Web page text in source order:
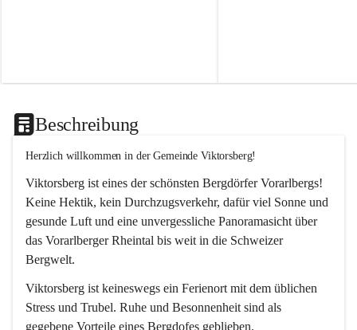
Beschreibung
Herzlich willkommen in der Gemeinde Viktorsberg!
Viktorsberg ist eines der schönsten Bergdörfer Vorarlbergs!
Keine Hektik, kein Durchzugsverkehr, dafür viel Sonne und
gesunde Luft und eine unvergessliche Panoramasicht über
das Vorarlberger Rheintal bis weit in die Schweizer
Bergwelt.
Viktorsberg ist keineswegs ein Ferienort mit dem üblichen
Stress und Trubel. Ruhe und Besonnenheit sind als
gegebene Vorteile eines Bergdofes geblieben.